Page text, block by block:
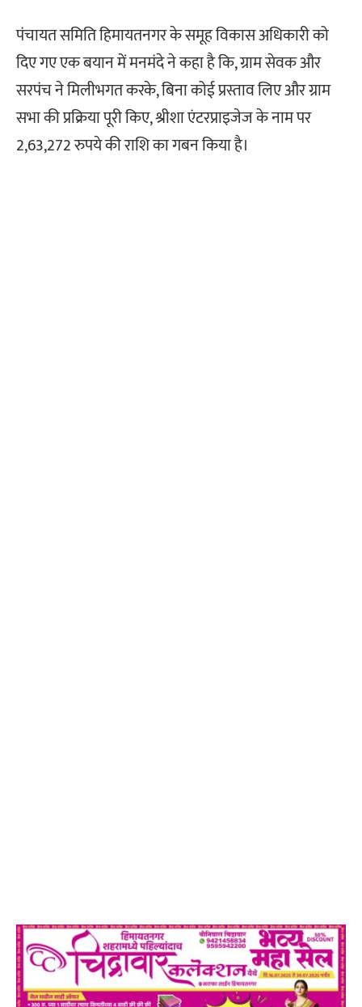
पंचायत समिति हिमायतनगर के समूह विकास अधिकारी को
दिए गए एक बयान में मनमंदे ने कहा है कि, ग्राम सेवक और
सरपंच ने मिलीभगत करके, बिना कोई प्रस्ताव लिए और ग्राम
सभा की प्रक्रिया पूरी किए, श्रीशा एंटरप्राइजेज के नाम पर
2,63,272 रुपये की राशि का गबन किया है।